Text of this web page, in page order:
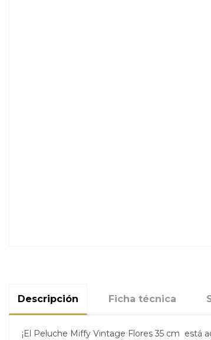
Descripción Ficha técnica
¡El Peluche Miffy Vintage Flores 35 cm está